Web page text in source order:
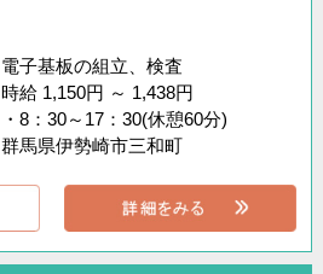
電子基板の組立、検査
時給 1,150円 ～ 1,438円
・8：30～17：30(休憩60分)
群馬県伊勢崎市三和町